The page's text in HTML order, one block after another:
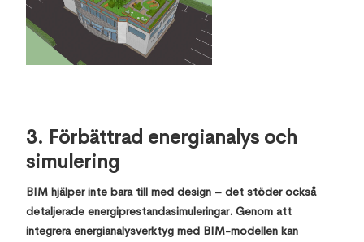
3. Förbättrad energianalys och
simulering
BIM hjälper inte bara till med design – det stöder också
detaljerade energiprestandasimuleringar. Genom att
integrera energianalysverktyg med BIM-modellen kan